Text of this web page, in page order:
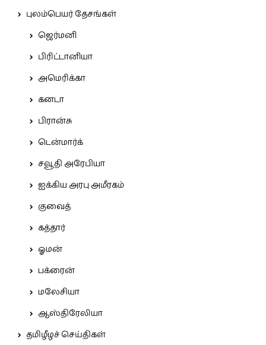
புலம்பெயர் தேசங்கள்
ஜெர்மனி
பிரிட்டானியா
அமெரிக்கா
கனடா
பிரான்சு
டென்மார்க்
சவூதி அரேபியா
ஐக்கிய அரபு அமீரகம்
குவைத்
கத்தார்
ஓமன்
பக்ரைன்
மலேசியா
ஆஸ்திரேலியா
தமிழீழச் செய்திகள்